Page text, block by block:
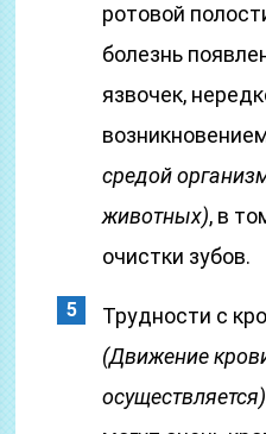
ротовой
болезнь
язвочек,
средой
животных), в
очистки зубов.
Трудности с
(Движение
осуществляется)